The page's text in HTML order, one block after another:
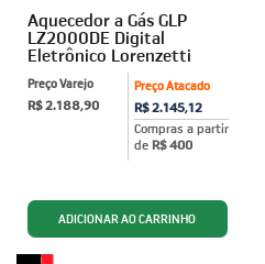
Aquecedor a Gás GLP
LZ2000DE Digital
Eletrônico Lorenzetti
Preço Atacado
R$ 2.145,12
Compras a partir
de R$ 400
Preço Varejo
R$ 2.188,90